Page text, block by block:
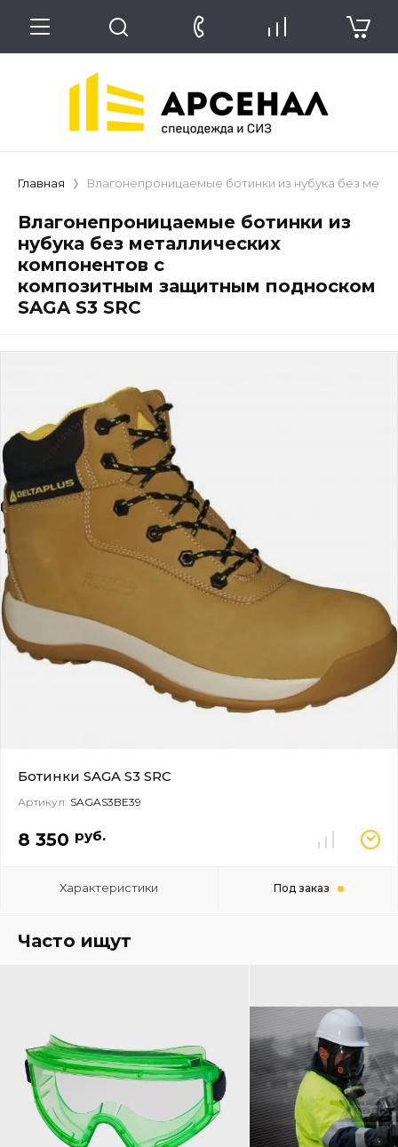
Главная Влагонепроницаемые ботинки из нубука без
Влагонепроницаемые ботинки из
нубука без металлических
компонентов с
композитным защитным подноском
SAGA S3 SRC
Ботинки SAGA S3 SRC
Артикул: SAGAS3BE39
8 350 руб.
Характеристики Под заказ
Часто ищут